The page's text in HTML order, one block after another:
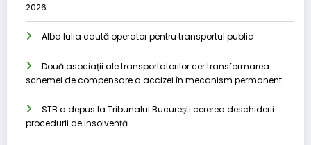
2026
Alba Iulia caută operator pentru transportul public
Două asociații ale transportatorilor cer transformarea
schemei de compensare a accizei în mecanism permanent
STB a depus la Tribunalul București cererea deschiderii
procedurii de insolvență